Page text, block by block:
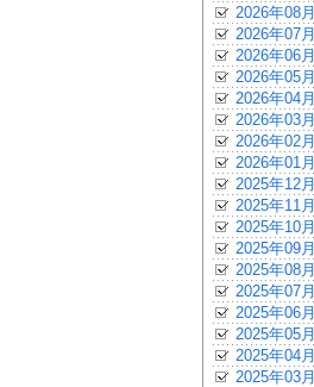
2026年08月
2026年07月
2026年06月
2026年05月
2026年04月
2026年03月
2026年02月
2026年01月
2025年12月
2025年11月
2025年10月
2025年09月
2025年08月
2025年07月
2025年06月
2025年05月
2025年04月
2025年03月